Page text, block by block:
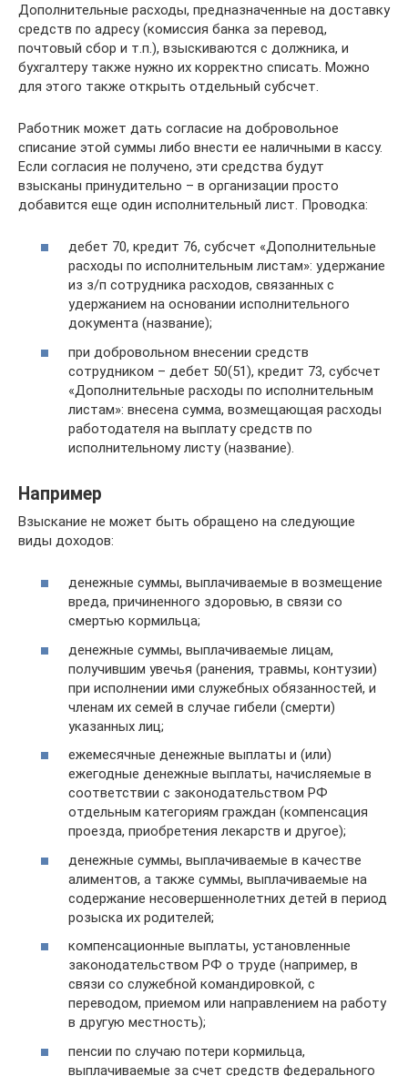
Дополнительные расходы, предназначенные на доставку
средств по адресу (комиссия банка за перевод,
почтовый сбор и т.п.), взыскиваются с должника, и
бухгалтеру также нужно их корректно списать. Можно
для этого также открыть отдельный субсчет.
Работник может дать согласие на добровольное
списание этой суммы либо внести ее наличными в кассу.
Если согласия не получено, эти средства будут
взысканы принудительно – в организации просто
добавится еще один исполнительный лист. Проводка:
дебет 70, кредит 76, субсчет «Дополнительные
расходы по исполнительным листам»: удержание
из з/п сотрудника расходов, связанных с
удержанием на основании исполнительного
документа (название);
при добровольном внесении средств
сотрудником – дебет 50(51), кредит 73, субсчет
«Дополнительные расходы по исполнительным
листам»: внесена сумма, возмещающая расходы
работодателя на выплату средств по
исполнительному листу (название).
Например
Взыскание не может быть обращено на следующие
виды доходов:
денежные суммы, выплачиваемые в возмещение
вреда, причиненного здоровью, в связи со
смертью кормильца;
денежные суммы, выплачиваемые лицам,
получившим увечья (ранения, травмы, контузии)
при исполнении ими служебных обязанностей, и
членам их семей в случае гибели (смерти)
указанных лиц;
ежемесячные денежные выплаты и (или)
ежегодные денежные выплаты, начисляемые в
соответствии с законодательством РФ
отдельным категориям граждан (компенсация
проезда, приобретения лекарств и другое);
денежные суммы, выплачиваемые в качестве
алиментов, а также суммы, выплачиваемые на
содержание несовершеннолетних детей в период
розыска их родителей;
компенсационные выплаты, установленные
законодательством РФ о труде (например, в
связи со служебной командировкой, с
переводом, приемом или направлением на работу
в другую местность);
пенсии по случаю потери кормильца,
выплачиваемые за счет средств федерального